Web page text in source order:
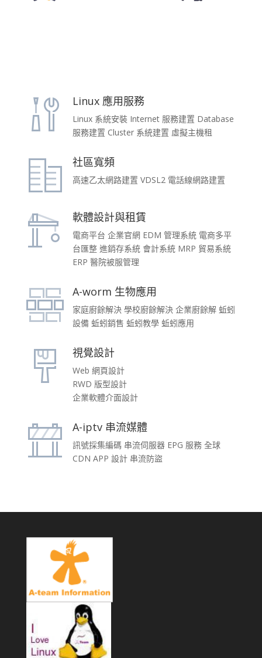
Linux 應用服務
Linux 系統安裝 Internet 服務建置 Database
服務建置 Cluster 系統建置 虛擬主機租
社區寬頻
高速乙太網路建置 VDSL2 電話線網路建置
軟體設計與租賃
電商平台 企業官網 EDM 管理系統 電商多平
台匯整 進銷存系統 會計系統 MRP 貿易系統
ERP 醫院被服管理
A-worm 生物應用
家庭廚餘解決 學校廚餘解決 企業廚餘解 蚯蚓
設備 蚯蚓銷售 蚯蚓教學 蚯蚓應用
視覺設計
Web 網頁設計
RWD 版型設計
企業軟體介面設計
A-iptv 串流媒體
訊號採集編碼 串流伺服器 EPG 服務 全球
CDN APP 設計 串流防盜